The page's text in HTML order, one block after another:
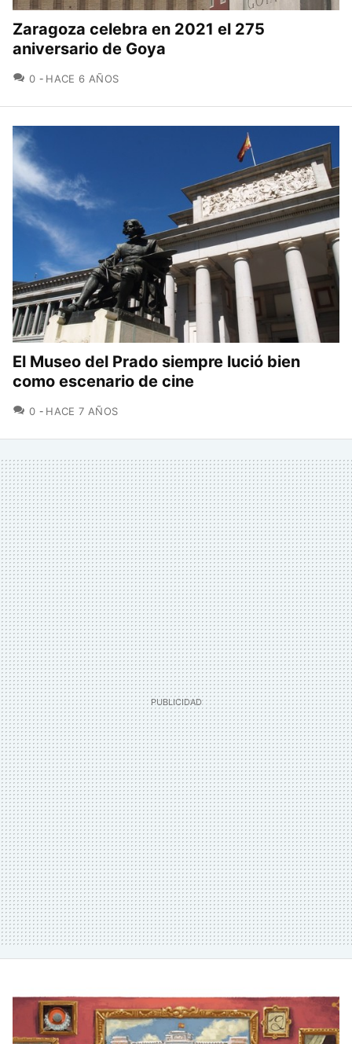
Zaragoza celebra en 2021 el 275
aniversario de Goya
0 COMENTARIOS
HACE 6 AÑOS
El Museo del Prado siempre lució bien
como escenario de cine
0 COMENTARIOS
HACE 7 AÑOS